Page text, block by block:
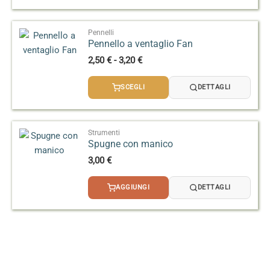
Pennelli
Pennello a ventaglio Fan
2,50€ - 3,20€Fascia
prezzo:
SCEGLI DETTAGLI
Strumenti
Spugne con manico
3,00€
AGGIUNGI DETTAGLI